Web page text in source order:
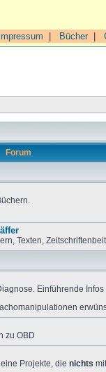
Impressum Bücher|
Forum
Texten,
Einführende
zu OBD
Projekte, die nichts